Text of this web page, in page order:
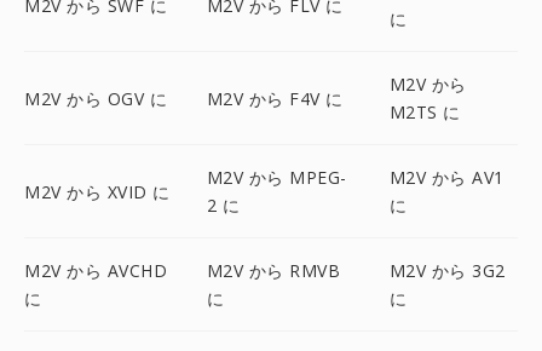
M2V から SWF に M2V から FLV に
に
M2V から OGV に M2V から F4V に
M2V から
M2TS に
M2V から XVID に
M2V から MPEG-
2 に
M2V から AV1
に
M2V から AVCHD
に
M2V から RMVB
に
M2V から 3G2
に